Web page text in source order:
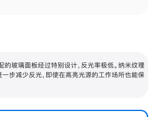
的玻璃面板经过特别设计，反光率极低。纳米纹理
步减少反光，即使在高亮光源的工作场所也能保